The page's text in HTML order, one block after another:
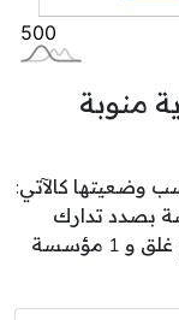
منوبة
وضعيتها كالآتي:
النشاط و 173 مؤسسة بصدد تدارك
نقائص و 52 مؤسسة صدر بشأنها اقتراح غلق و 1 مؤسسة